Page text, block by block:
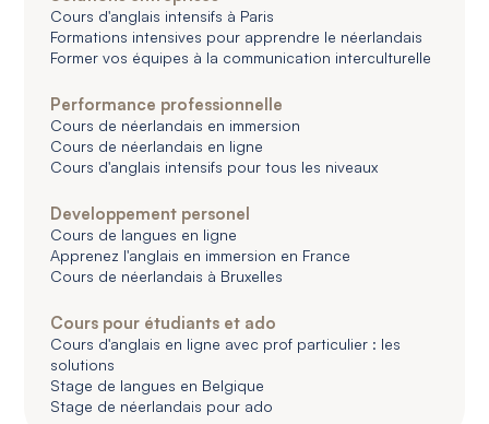
Cours d'anglais intensifs à Paris
Formations intensives pour apprendre le néerlandais
Former vos équipes à la communication interculturelle
Performance professionnelle
Cours de néerlandais en immersion
Cours de néerlandais en ligne
Cours d'anglais intensifs pour tous les niveaux
Developpement personel
Cours de langues en ligne
Apprenez l'anglais en immersion en France
Cours de néerlandais à Bruxelles
Cours pour étudiants et ado
Cours d'anglais en ligne avec prof particulier : les
solutions
Stage de langues en Belgique
Stage de néerlandais pour ado